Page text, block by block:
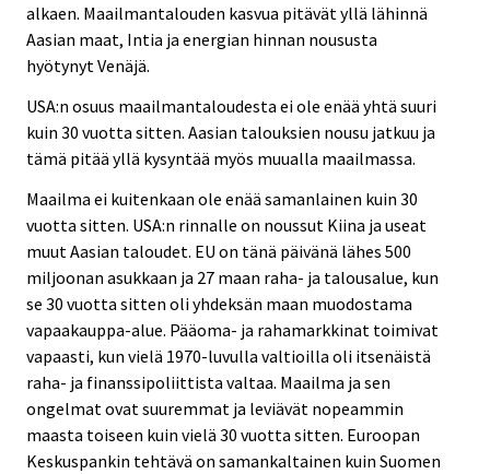
alkaen. Maailmantalouden kasvua pitävät yllä lähinnä
Aasian maat, Intia ja energian hinnan noususta
hyötynyt Venäjä.
USA:n osuus maailmantaloudesta ei ole enää yhtä suuri
kuin 30 vuotta sitten. Aasian talouksien nousu jatkuu ja
tämä pitää yllä kysyntää myös muualla maailmassa.
Maailma ei kuitenkaan ole enää samanlainen kuin 30
vuotta sitten. USA:n rinnalle on noussut Kiina ja useat
muut Aasian taloudet. EU on tänä päivänä lähes 500
miljoonan asukkaan ja 27 maan raha- ja talousalue, kun
se 30 vuotta sitten oli yhdeksän maan muodostama
vapaakauppa-alue. Pääoma- ja rahamarkkinat toimivat
vapaasti, kun vielä 1970-luvulla valtioilla oli itsenäistä
raha- ja finanssipoliittista valtaa. Maailma ja sen
ongelmat ovat suuremmat ja leviävät nopeammin
maasta toiseen kuin vielä 30 vuotta sitten. Euroopan
Keskuspankin tehtävä on samankaltainen kuin Suomen